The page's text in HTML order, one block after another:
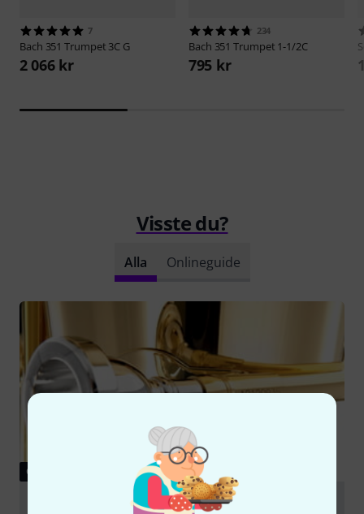
7
Bach 351 Trumpet 3C G
2 066 kr
234
Bach 351 Trumpet 1-1/2C
795 kr
Visste du?
Alla Onlineguide
GUIDE
Mouthpieces for brass wind instruments